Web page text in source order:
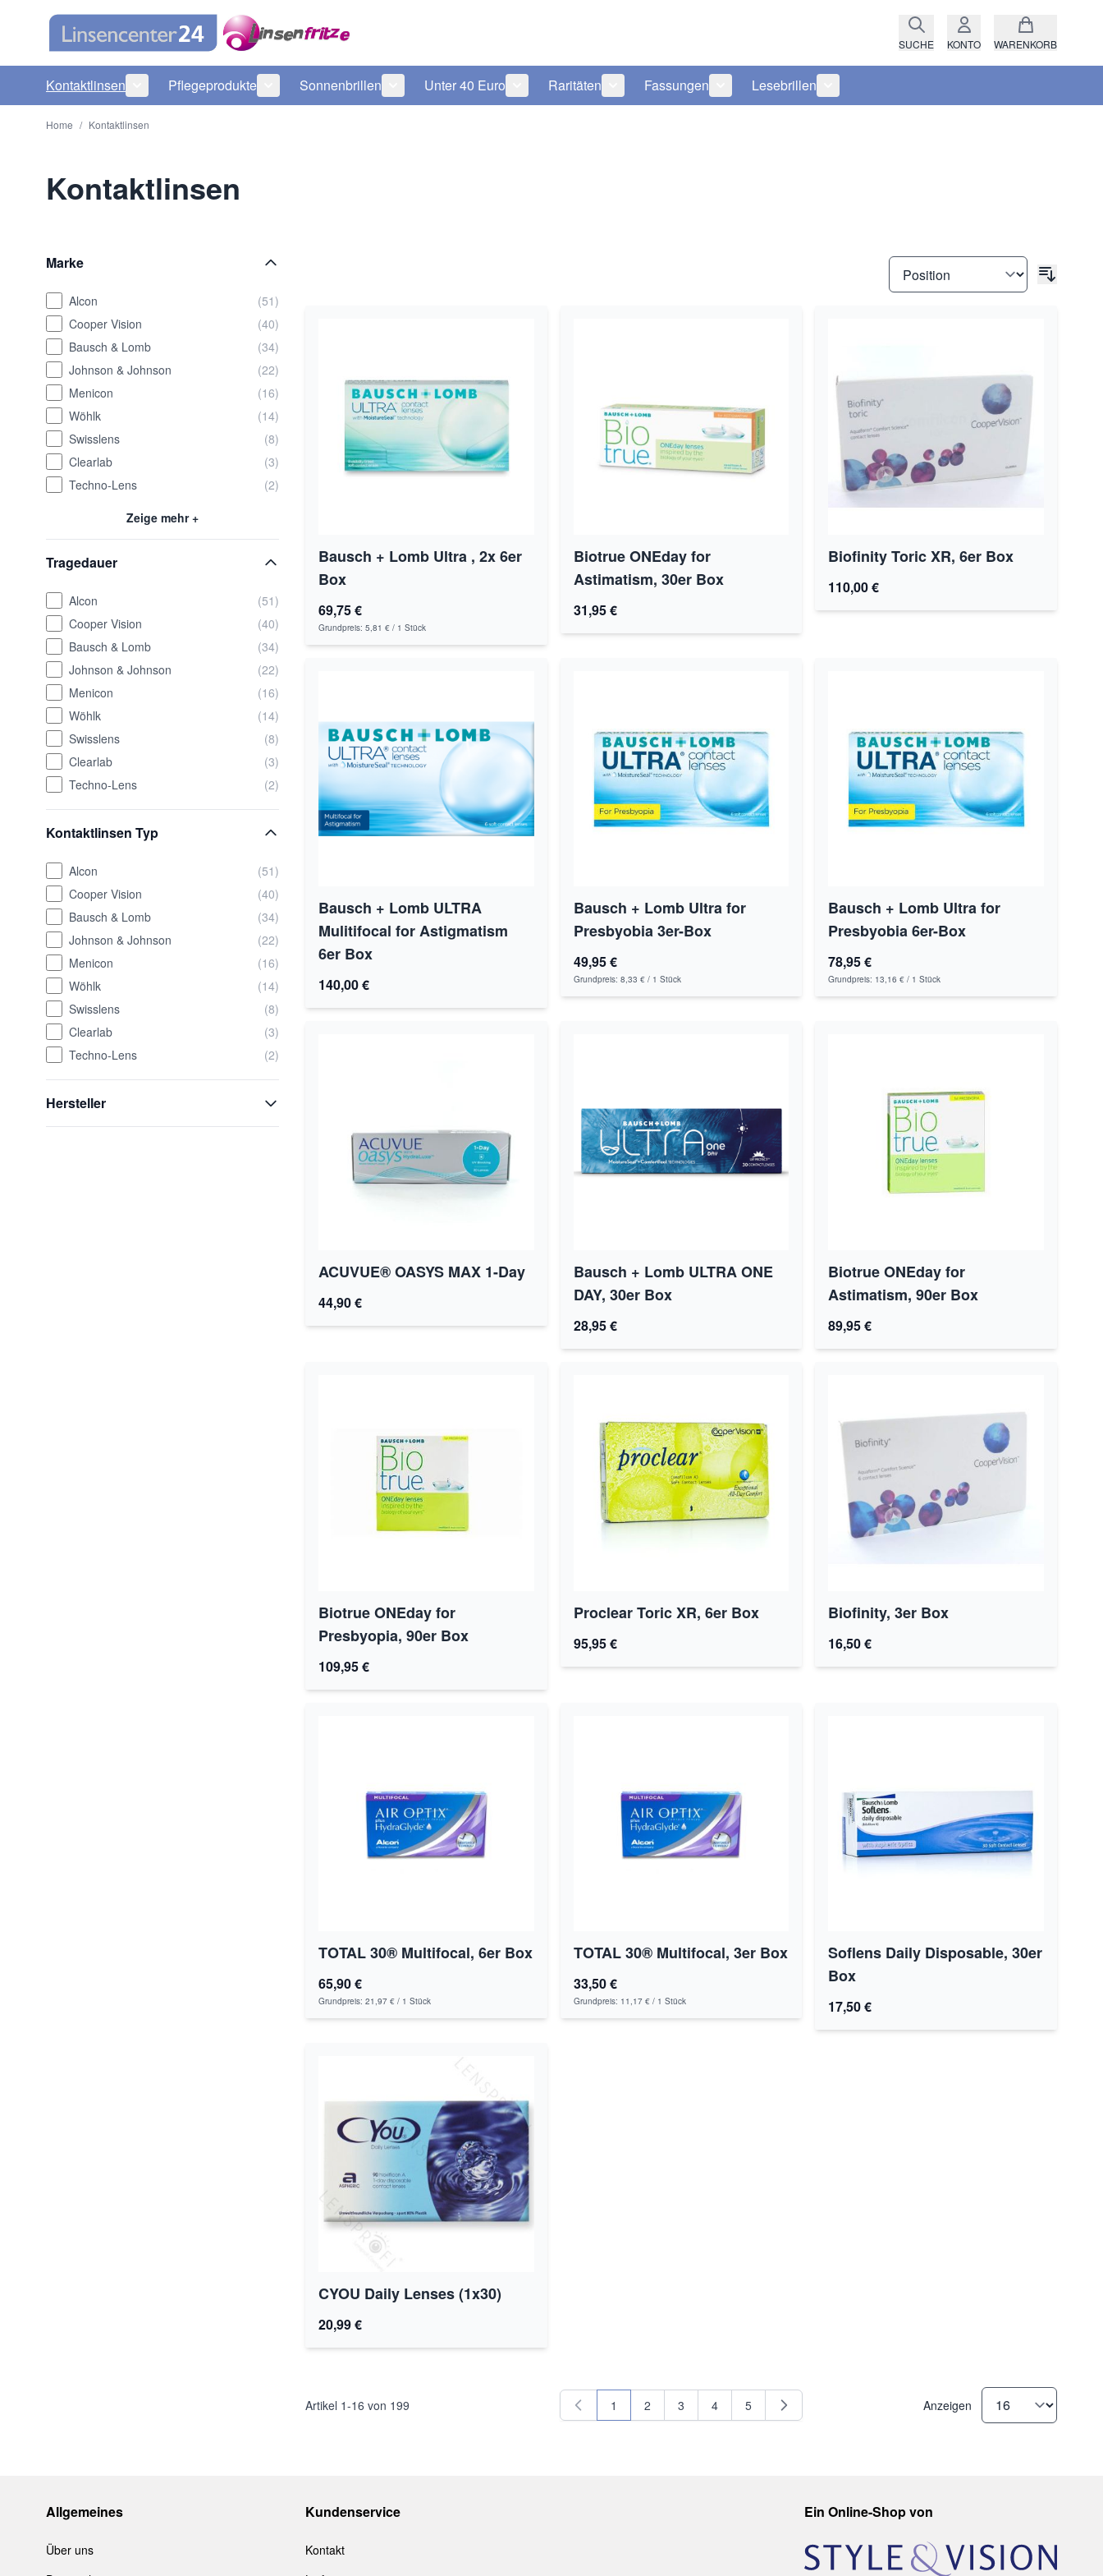
SUCHE KONTO WARENKORB
Kontaktlinsen
Untermenü für Kategorie Kontaktlinsen anzeigen
Pflegeprodukte
Untermenü für Kategorie Pflegeprodukte anzeigen
Sonnenbrillen
Untermenü für Kategorie Sonnenbrillen anzeigen
Unter 40 Euro
Untermenü für Kategorie Unter 40 Euro anzeigen
Raritäten
Untermenü für Kategorie Raritäten anzeigen
Fassungen
Untermenü für Kategorie Fassungen anzeigen
Lesebrillen
Untermenü für Kategorie Lesebrillen anzeigen
Home / Kontaktlinsen
Kontaktlinsen
Marke
Alcon
(51)
Cooper Vision
(40)
Bausch & Lomb
(34)
Johnson & Johnson
(22)
Menicon
(16)
Wöhlk
(14)
Swisslens
(8)
Clearlab
(3)
Techno-Lens
(2)
Zeige mehr +
Tragedauer
Alcon
(51)
Cooper Vision
(40)
Bausch & Lomb
(34)
Johnson & Johnson
(22)
Menicon
(16)
Wöhlk
(14)
Swisslens
(8)
Clearlab
(3)
Techno-Lens
(2)
Kontaktlinsen Typ
Alcon
(51)
Cooper Vision
(40)
Bausch & Lomb
(34)
Johnson & Johnson
(22)
Menicon
(16)
Wöhlk
(14)
Swisslens
(8)
Clearlab
(3)
Techno-Lens
(2)
Hersteller
Bausch + Lomb Ultra , 2x 6er
Box
69,75 €
Grundpreis: 5,81 € / 1 Stück
Biotrue ONEday for
Astimatism, 30er Box
31,95 €
Biofinity Toric XR, 6er Box
110,00 €
Bausch + Lomb ULTRA
Mulitifocal for Astigmatism
6er Box
140,00 €
Bausch + Lomb Ultra for
Presbyobia 3er-Box
49,95 €
Grundpreis: 8,33 €/ 1 Stück
Bausch + Lomb Ultra for
Presbyobia 6er-Box
78,95 €
Grundpreis: 13,16 € / 1 Stück
ACUVUE® OASYS MAX 1-Day
44,90 €
Bausch + Lomb ULTRA ONE
DAY, 30er Box
28,95 €
Biotrue ONEday for
Astimatism, 90er Box
89,95 €
Biotrue ONEday for
Presbyopia, 90er Box
109,95 €
Proclear Toric XR, 6er Box
95,95 €
Biofinity, 3er Box
16,50 €
TOTAL 30® Multifocal, 6er Box
65,90 €
Grundpreis: 21,97 € / 1 Stück
TOTAL 30® Multifocal, 3er Box
33,50 €
Grundpreis: 11,17 €/ 1 Stück
Soflens Daily Disposable, 30er
Box
17,50 €
CYOU Daily Lenses (1x30)
20,99 €
Artikel 1-16 von 199 Sie lesen gerade Seite
1 Seite
2 Seite
3 Seite
4 Seite
5 Anzeigen
Allgemeines
Über uns
Kundenservice
Kontakt
Ein Online-Shop von